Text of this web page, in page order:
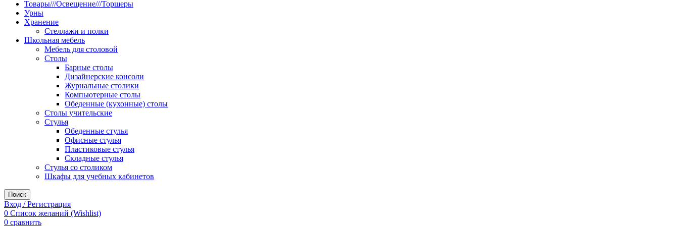
Товары///Освещение///Торшеры
Урны
Хранение
Стеллажи и полки
Школьная мебель
Мебель для столовой
Столы
Барные столы
Дизайнерские консоли
Журнальные столики
Компьютерные столы
Обеденные (кухонные) столы
Столы учительские
Стулья
Обеденные стулья
Офисные стулья
Пластиковые стулья
Складные стулья
Стулья со столиком
Шкафы для учебных кабинетов
Поиск
Вход / Регистрация
0 Список желаний (Wishlist)
0 сравнить